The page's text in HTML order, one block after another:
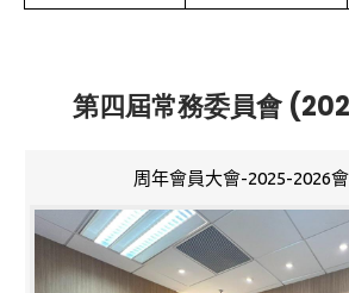
第四屆常務委員會
周年會員大會-2025-2026